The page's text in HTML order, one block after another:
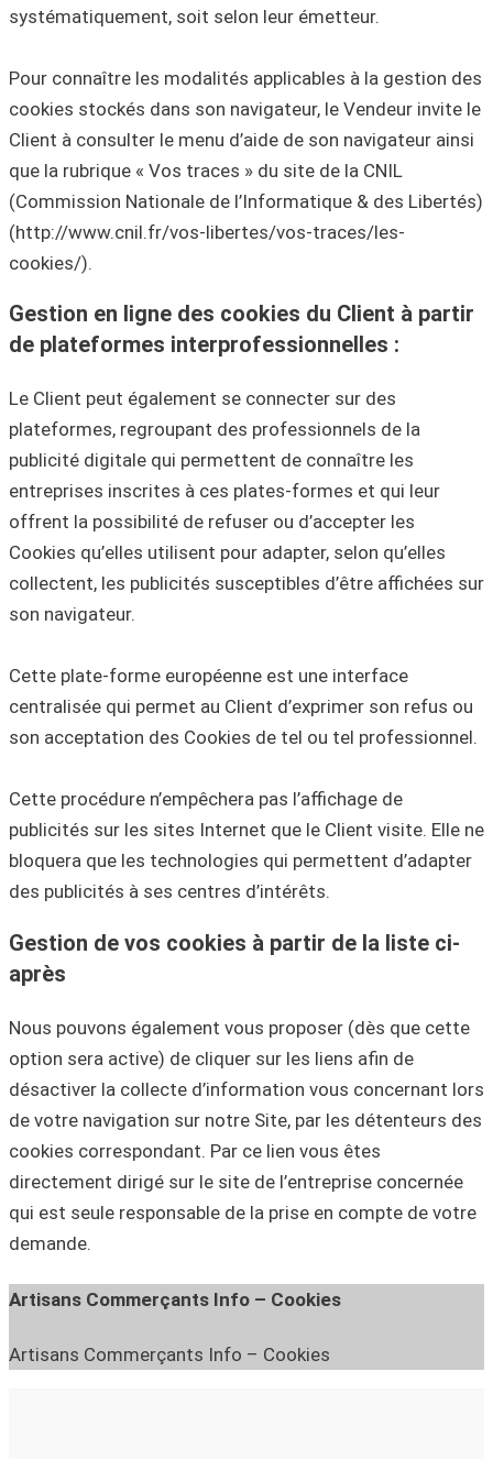
systématiquement, soit selon leur émetteur.
Pour connaître les modalités applicables à la gestion des
cookies stockés dans son navigateur, le Vendeur invite le
Client à consulter le menu d’aide de son navigateur ainsi
que la rubrique « Vos traces » du site de la CNIL
(Commission Nationale de l’Informatique & des Libertés)
(http://www.cnil.fr/vos-libertes/vos-traces/les-
cookies/).
Gestion en ligne des cookies du Client à partir
de plateformes interprofessionnelles :
Le Client peut également se connecter sur des
plateformes, regroupant des professionnels de la
publicité digitale qui permettent de connaître les
entreprises inscrites à ces plates-formes et qui leur
offrent la possibilité de refuser ou d’accepter les
Cookies qu’elles utilisent pour adapter, selon qu’elles
collectent, les publicités susceptibles d’être affichées sur
son navigateur.
Cette plate-forme européenne est une interface
centralisée qui permet au Client d’exprimer son refus ou
son acceptation des Cookies de tel ou tel professionnel.
Cette procédure n’empêchera pas l’affichage de
publicités sur les sites Internet que le Client visite. Elle ne
bloquera que les technologies qui permettent d’adapter
des publicités à ses centres d’intérêts.
Gestion de vos cookies à partir de la liste ci-
après
Nous pouvons également vous proposer (dès que cette
option sera active) de cliquer sur les liens afin de
désactiver la collecte d’information vous concernant lors
de votre navigation sur notre Site, par les détenteurs des
cookies correspondant. Par ce lien vous êtes
directement dirigé sur le site de l’entreprise concernée
qui est seule responsable de la prise en compte de votre
demande.
Artisans Commerçants Info – Cookies
Artisans Commerçants Info – Cookies